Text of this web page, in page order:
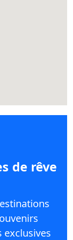
de rêve
exclusives